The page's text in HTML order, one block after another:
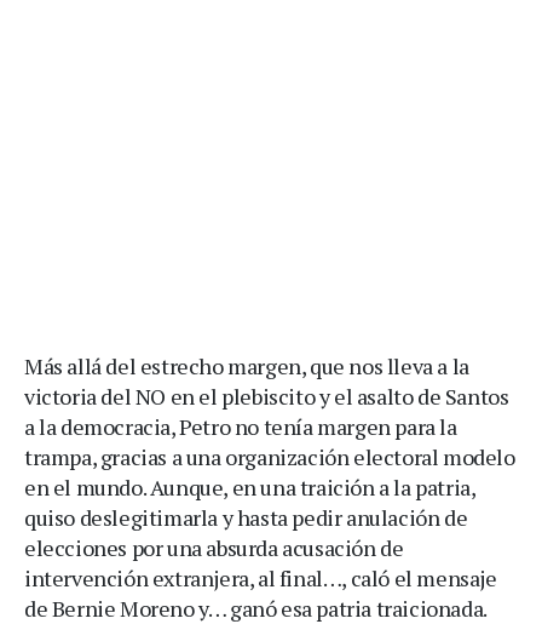
Más allá del estrecho margen, que nos lleva a la
victoria del NO en el plebiscito y el asalto de Santos
a la democracia, Petro no tenía margen para la
trampa, gracias a una organización electoral modelo
en el mundo. Aunque, en una traición a la patria,
quiso deslegitimarla y hasta pedir anulación de
elecciones por una absurda acusación de
intervención extranjera, al final…, caló el mensaje
de Bernie Moreno y… ganó esa patria traicionada.